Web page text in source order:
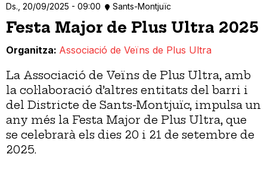
Ds., 20/09/2025 - 09:00 Sants-Montjuïc
Festa Major de Plus Ultra 2025
Organitza Associació de Veïns de Plus Ultra
La Associació de Veïns de Plus Ultra, amb
la col·laboració d’altres entitats del barri i
del Districte de Sants-Montjuïc, impulsa un
any més la Festa Major de Plus Ultra, que
se celebrarà els dies 20 i 21 de setembre de
2025.